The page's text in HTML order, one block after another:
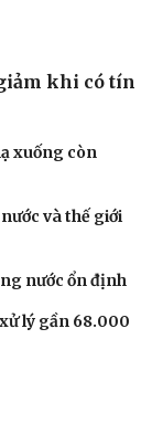
khi có tín
xuống còn